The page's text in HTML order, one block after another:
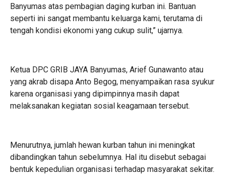
Banyumas atas pembagian daging kurban ini. Bantuan
seperti ini sangat membantu keluarga kami, terutama di
tengah kondisi ekonomi yang cukup sulit,” ujarnya.
Ketua DPC GRIB JAYA Banyumas, Arief Gunawanto atau
yang akrab disapa Anto Begog, menyampaikan rasa syukur
karena organisasi yang dipimpinnya masih dapat
melaksanakan kegiatan sosial keagamaan tersebut.
Menurutnya, jumlah hewan kurban tahun ini meningkat
dibandingkan tahun sebelumnya. Hal itu disebut sebagai
bentuk kepedulian organisasi terhadap masyarakat sekitar.